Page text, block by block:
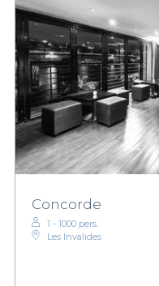
Concorde
1 - 1000 pers.
Les Invalides